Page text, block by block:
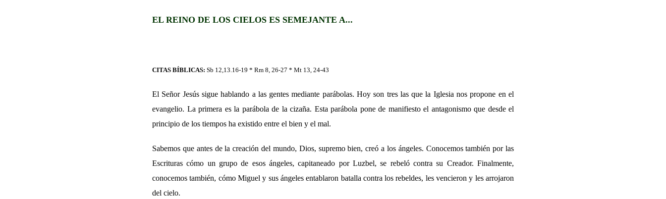
EL REINO DE LOS CIELOS ES SEMEJANTE A...
CITAS BÍBLICAS: Sb 12,13.16-19 * Rm 8, 26-27 * Mt 13, 24-43
El Señor Jesús sigue hablando a las gentes mediante parábolas. Hoy son tres las que la Iglesia nos propone en el
evangelio. La primera es la parábola de la cizaña. Esta parábola pone de manifiesto el antagonismo que desde el
principio de los tiempos ha existido entre el bien y el mal.
Sabemos que antes de la creación del mundo, Dios, supremo bien, creó a los ángeles. Conocemos también por las
Escrituras cómo un grupo de esos ángeles, capitaneado por Luzbel, se rebeló contra su Creador. Finalmente,
conocemos también, cómo Miguel y sus ángeles entablaron batalla contra los rebeldes, les vencieron y les arrojaron
del cielo.